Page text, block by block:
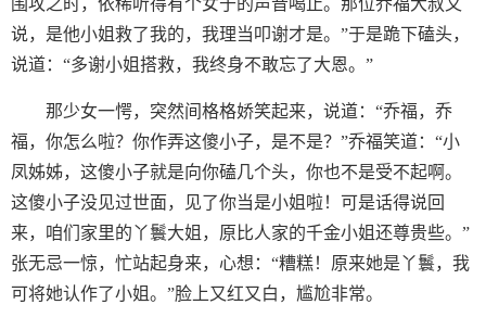
围攻之时，依稀听得有个女于的声音喝止。那位乔福大叔又
说，是他小姐救了我的，我理当叩谢才是。”于是跪下磕头，
说道：“多谢小姐搭救，我终身不敢忘了大恩。”
那少女一愕，突然间格格娇笑起来，说道：“乔福，乔
福，你怎么啦？你作弄这傻小子，是不是？”乔福笑道：“小
凤姊姊，这傻小子就是向你磕几个头，你也不是受不起啊。
这傻小子没见过世面，见了你当是小姐啦！可是话得说回
来，咱们家里的丫鬟大姐，原比人家的千金小姐还尊贵些。”
张无忌一惊，忙站起身来，心想：“糟糕！原来她是丫鬟，我
可将她认作了小姐。”脸上又红又白，尴尬非常。